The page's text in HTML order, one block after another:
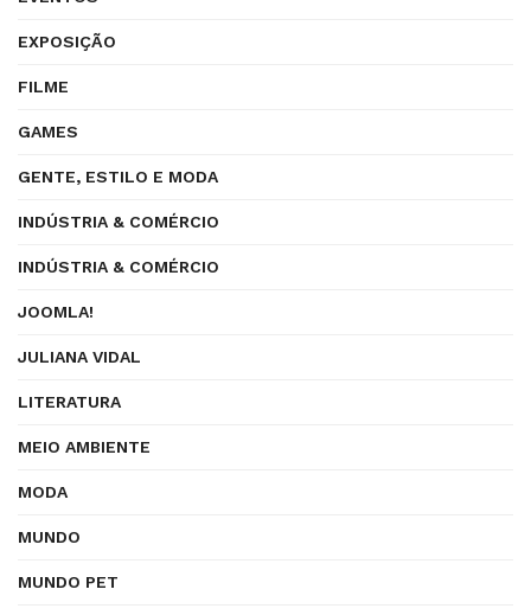
EXPOSIÇÃO
FILME
GAMES
GENTE, ESTILO E MODA
INDÚSTRIA & COMÉRCIO
INDÚSTRIA & COMÉRCIO
JOOMLA!
JULIANA VIDAL
LITERATURA
MEIO AMBIENTE
MODA
MUNDO
MUNDO PET